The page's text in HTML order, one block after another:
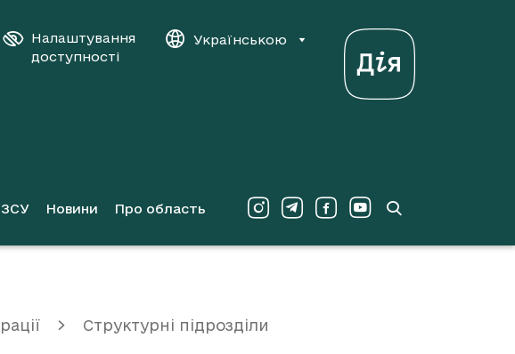
Налаштування
доступності
Українською
ЗСУ Новини Про область
Структурні підрозділи